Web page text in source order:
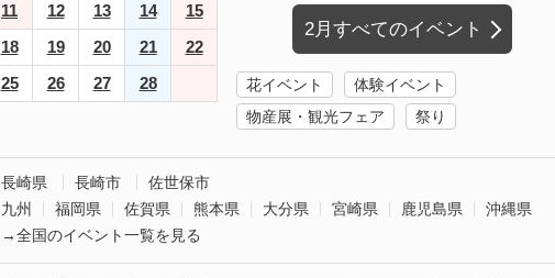
11 12 13 14
15
18 19 20 21
22
25 26 27 28
2月すべてのイベント
花イベント
体験イベント
物産展・観光フェア
祭り
長崎県 長崎市
佐世保市
九州
福岡県 佐賀県 熊本県 大分県 宮崎県 鹿児島県
沖縄県
→全国のイベント一覧を見る